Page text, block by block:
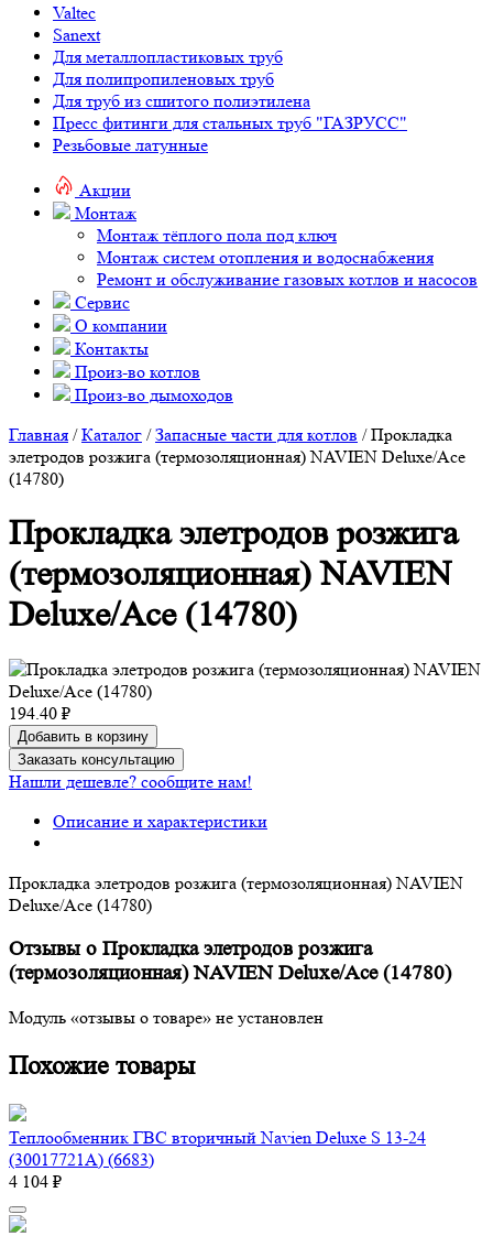
Valtec
Sanext
Для металлопластиковых труб
Для полипропиленовых труб
Для труб из сшитого полиэтилена
Пресс фитинги для стальных труб "ГАЗРУСС"
Резьбовые латунные
Акции
Монтаж
Монтаж тёплого пола под ключ
Монтаж систем отопления и водоснабжения
Ремонт и обслуживание газовых котлов и насосов
Сервис
О компании
Контакты
Произ-во котлов
Произ-во дымоходов
Главная /Каталог /Запасные части для котлов / Прокладка
элетродов розжига (термозоляционная) NAVIEN Deluxe/Ace
(14780)
Прокладка элетродов розжига
(термозоляционная) NAVIEN
Deluxe/Ace (14780)
194.40 ₽
Добавить в корзину
Заказать консультацию
Нашли дешевле? сообщите нам!
Описание и характеристики
Прокладка элетродов розжига (термозоляционная) NAVIEN
Deluxe/Ace (14780)
Отзывы о Прокладка элетродов розжига
(термозоляционная) NAVIEN Deluxe/Ace (14780)
Модуль «отзывы о товаре» не установлен
Похожие товары
Теплообменник ГВС вторичный Navien Deluxе S 13-24
(30017721A) (6683)
4 104 ₽